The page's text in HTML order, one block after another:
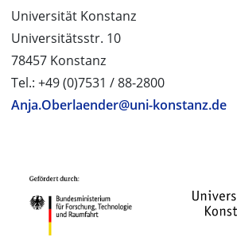
Universität Konstanz
Universitätsstr. 10
78457 Konstanz
Tel.: +49 (0)7531 / 88-2800
Anja.Oberlaender@uni-konstanz.de